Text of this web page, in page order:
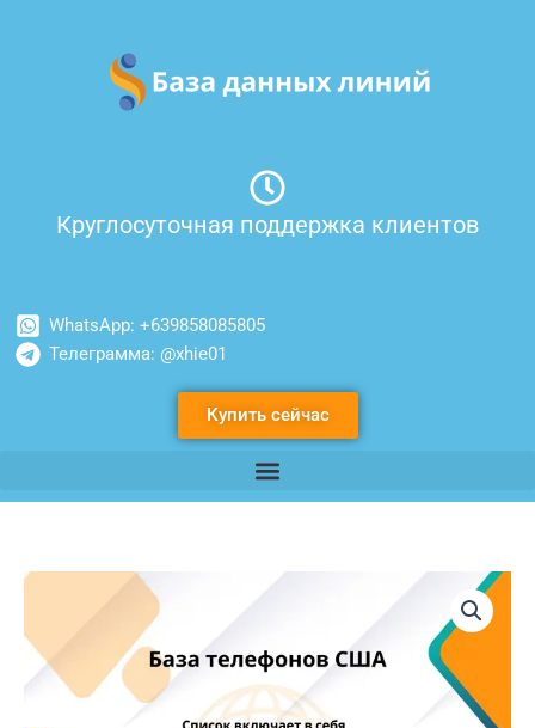
содержимому
Круглосуточная поддержка клиентов
WhatsApp: +639858085805
Телеграмма: @xhie01
Купить сейчас
Количество
телефонов
США